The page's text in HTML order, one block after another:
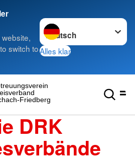
switch to
Sprache wechseln zu
Alles klar
Friedberg
DRK